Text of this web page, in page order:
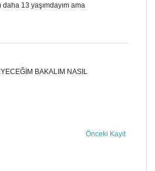
13 yaşımdayım ama
BAKALIM NASIL
Önceki Kayıt